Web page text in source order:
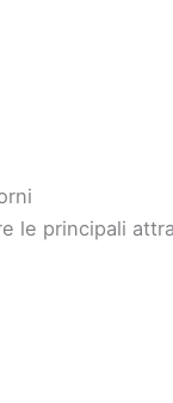
le principali